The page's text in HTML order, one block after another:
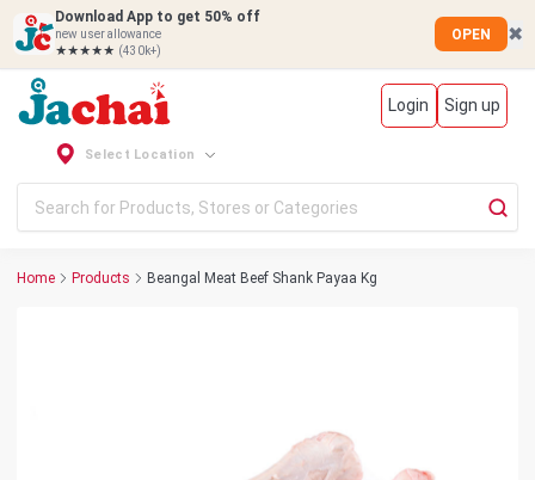
Download App to get 50% off
new user allowance
★★★★★ (430k+)
OPEN ✖
Login Sign up
Select Location
Home Products Beangal Meat Beef Shank Payaa Kg